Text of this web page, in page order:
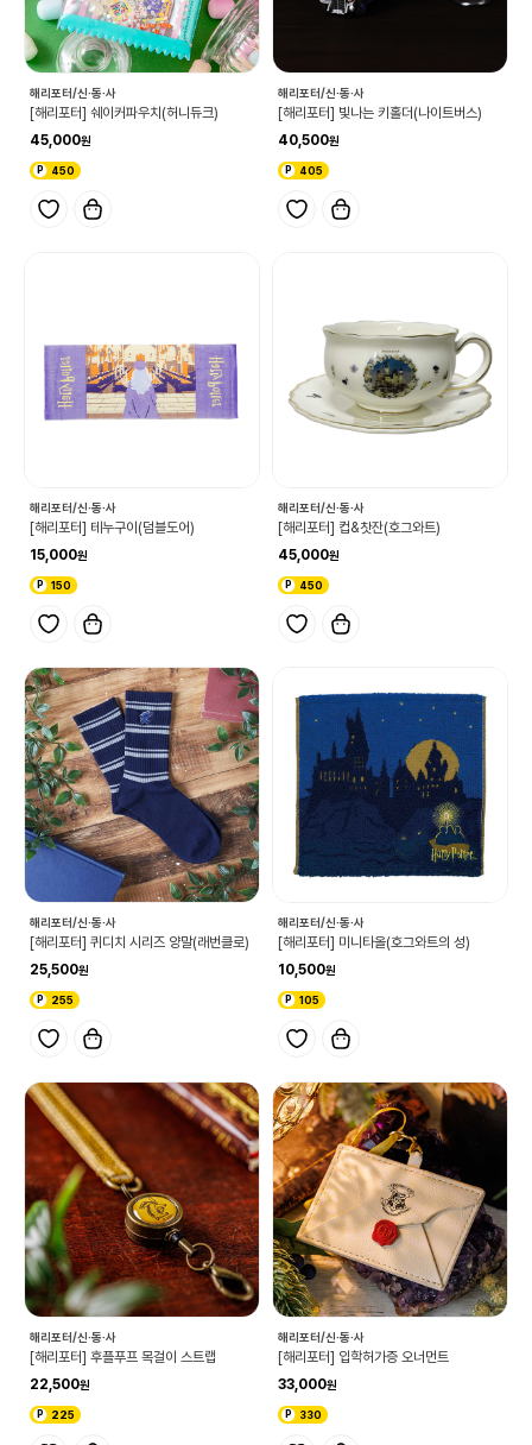
해리포터/신·동·사
[해리포터] 쉐이커파우치(허니듀크)
45,000
450
해리포터/신·동·사
[해리포터] 빛나는 키홀더(나이트버스)
40,500
405
해리포터/신·동·사
[해리포터] 테누구이(덤블도어)
15,000
150
해리포터/신·동·사
[해리포터] 컵&찻잔(호그와트)
45,000
450
해리포터/신·동·사
[해리포터] 퀴디치 시리즈 양말(래번클로)
25,500
255
해리포터/신·동·사
[해리포터] 미니타올(호그와트의 성)
10,500
105
해리포터/신·동·사
[해리포터] 후플푸프 목걸이 스트랩
22,500
225
해리포터/신·동·사
[해리포터] 입학허가증 오너먼트
33,000
330